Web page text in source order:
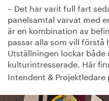
– Det har varit full fart
panelsamtal varvat med
är en kombination av
passar alla som vill förstå
Utställningen lockar
kulturintresserade. Här
Intendent & Projektledare